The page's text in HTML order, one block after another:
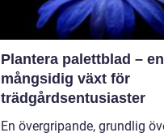
Plantera palettblad – en
mångsidig växt för
trädgårdsentusiaster
En övergripande, grundlig